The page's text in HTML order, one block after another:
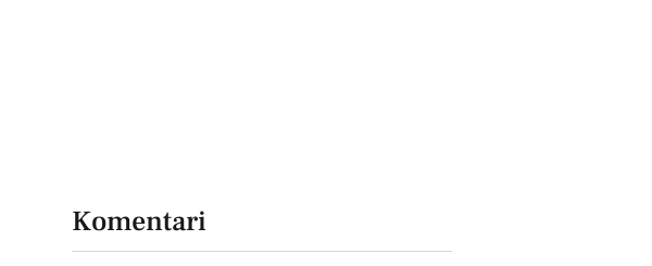
Komentari